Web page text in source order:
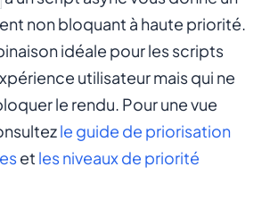
non bloquant à haute priorité.
idéale pour les scripts
utilisateur mais qui ne
le rendu. Pour une vue
le guide de priorisation
et les niveaux de priorité